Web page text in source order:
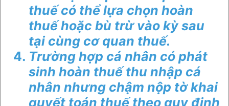
thuế có thể lựa chọn hoàn
thuế hoặc bù trừ vào kỳ sau
tại cùng cơ quan thuế.
Trường hợp cá nhân có phát
sinh hoàn thuế thu nhập cá
nhân nhưng chậm nộp tờ khai
quyết toán thuế theo quy định